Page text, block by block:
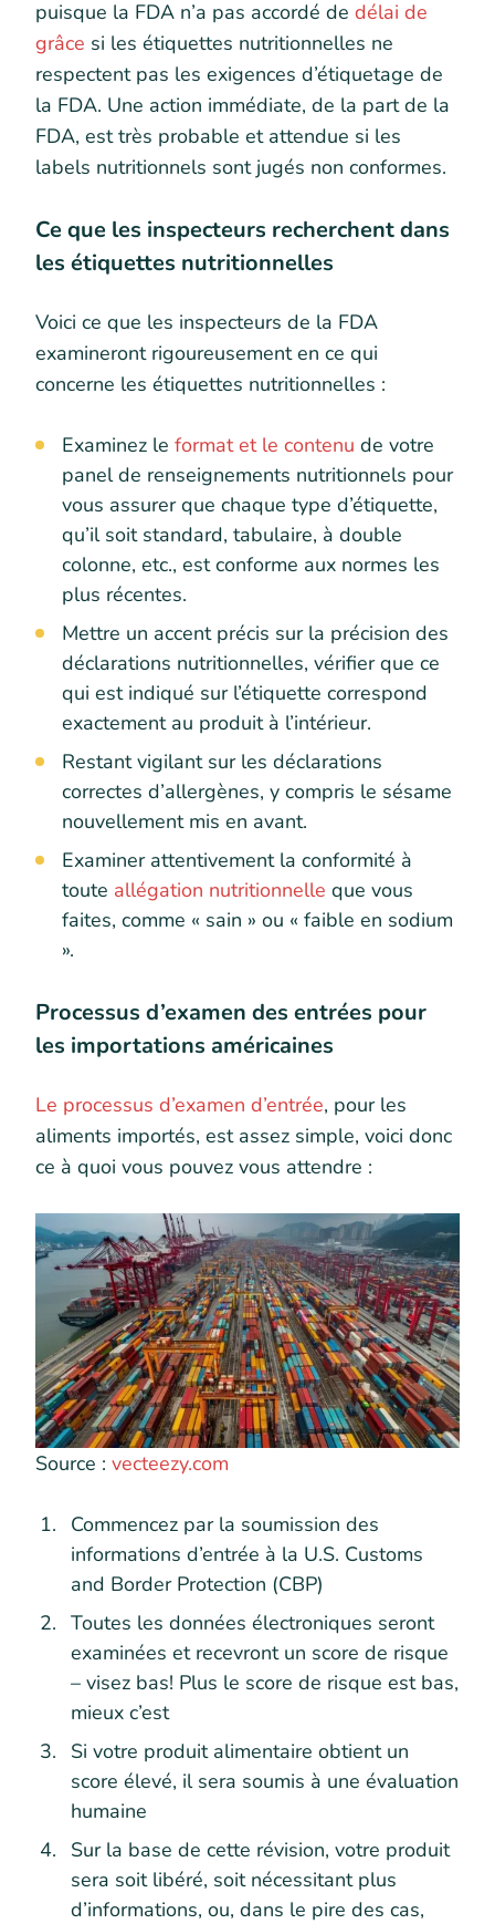
puisque la FDA n’a pas accordé de délai de
grâce si les étiquettes nutritionnelles ne
respectent pas les exigences d’étiquetage de
la FDA. Une action immédiate, de la part de la
FDA, est très probable et attendue si les
labels nutritionnels sont jugés non conformes.
Ce que les inspecteurs recherchent dans
les étiquettes nutritionnelles
Voici ce que les inspecteurs de la FDA
examineront rigoureusement en ce qui
concerne les étiquettes nutritionnelles :
Examinez le format et le contenu de votre
panel de renseignements nutritionnels pour
vous assurer que chaque type d’étiquette,
qu’il soit standard, tabulaire, à double
colonne, etc., est conforme aux normes les
plus récentes.
Mettre un accent précis sur la précision des
déclarations nutritionnelles, vérifier que ce
qui est indiqué sur l’étiquette correspond
exactement au produit à l’intérieur.
Restant vigilant sur les déclarations
correctes d’allergènes, y compris le sésame
nouvellement mis en avant.
Examiner attentivement la conformité à
toute allégation nutritionnelle que vous
faites, comme « sain » ou « faible en sodium
».
Processus d’examen des entrées pour
les importations américaines
Le processus d’examen d’entrée, pour les
aliments importés, est assez simple, voici donc
ce à quoi vous pouvez vous attendre :
Source : vecteezy.com
Commencez par la soumission des
informations d’entrée à la U.S. Customs
and Border Protection (CBP)
Toutes les données électroniques seront
examinées et recevront un score de risque
– visez bas! Plus le score de risque est bas,
mieux c’est
Si votre produit alimentaire obtient un
score élevé, il sera soumis à une évaluation
humaine
Sur la base de cette révision, votre produit
sera soit libéré, soit nécessitant plus
d’informations, ou, dans le pire des cas,